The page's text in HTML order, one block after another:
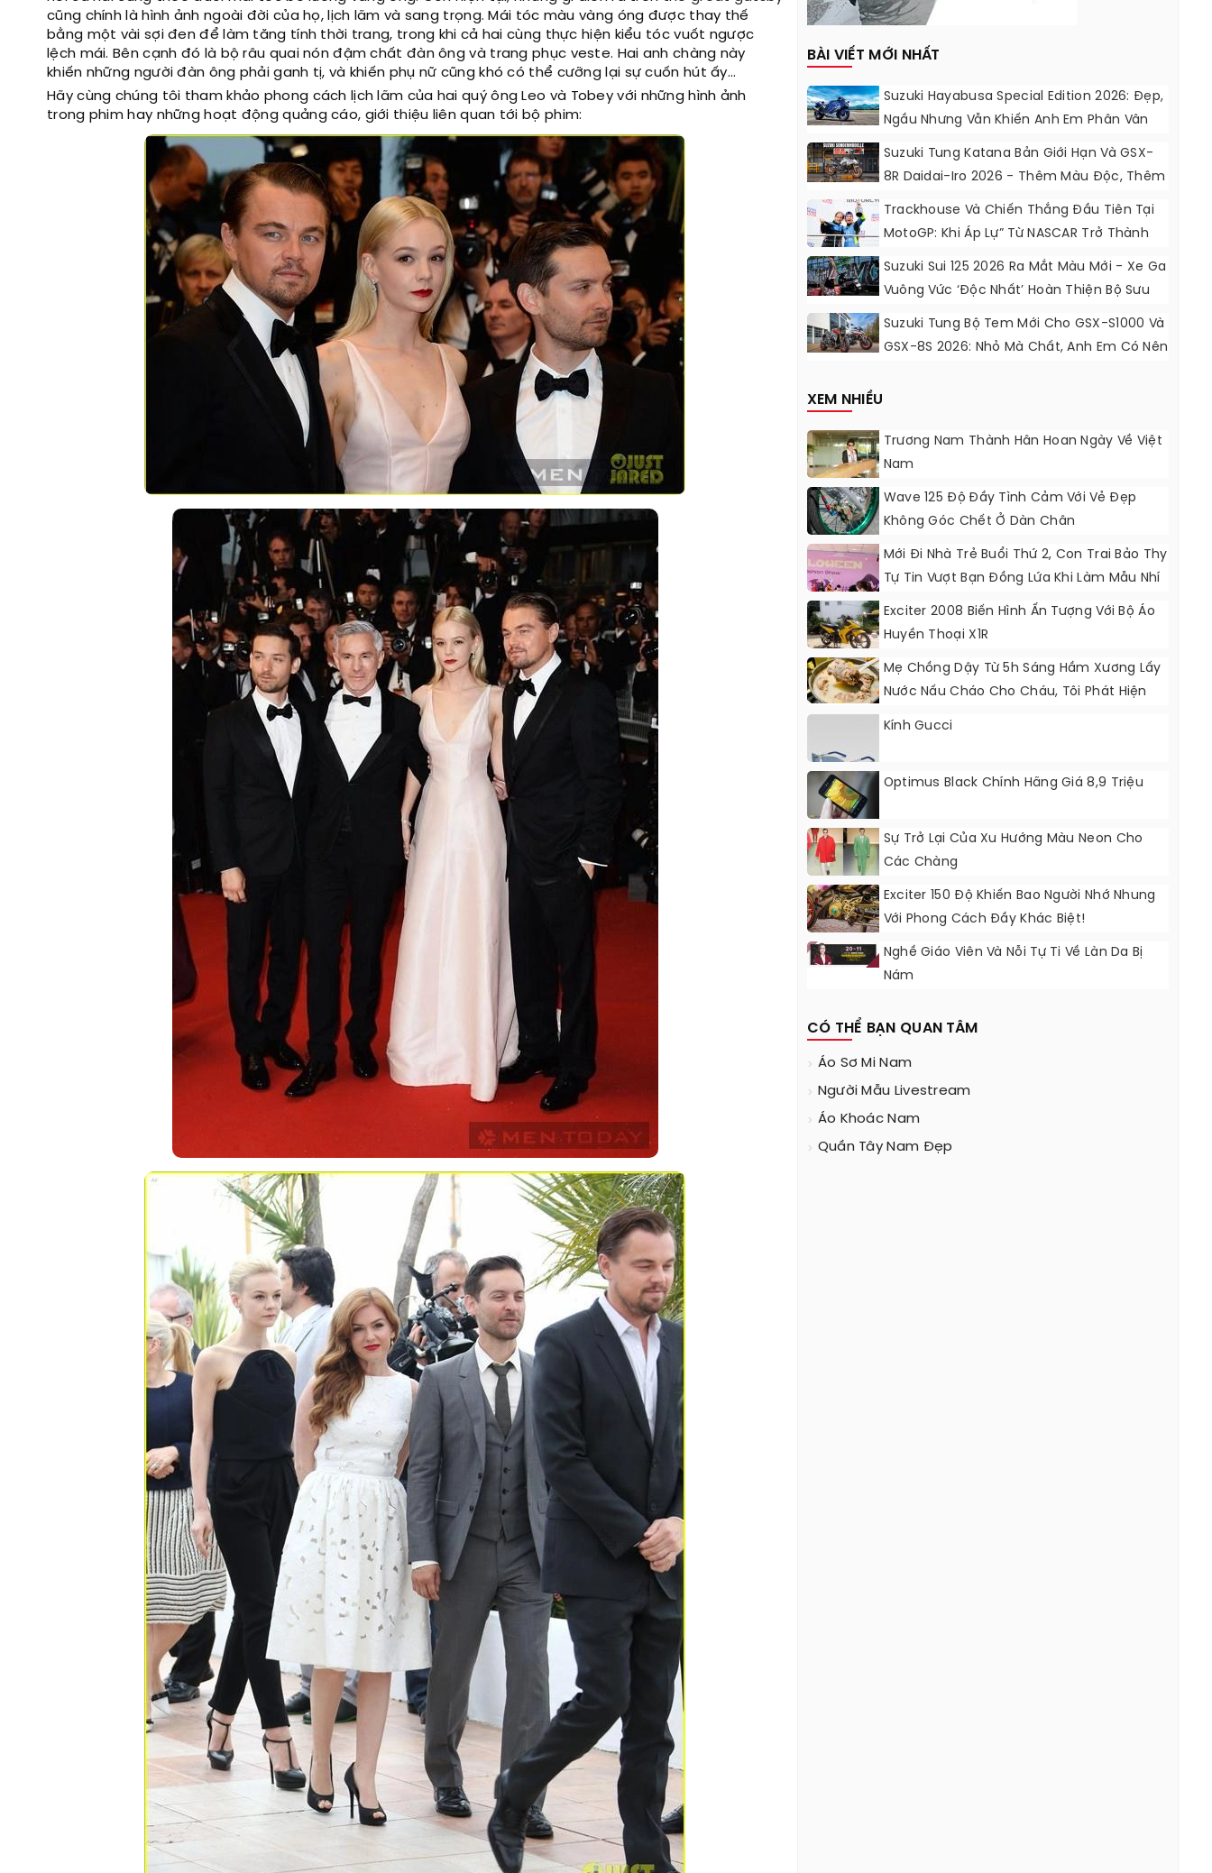
cũng chính là hình ảnh ngoài đời của họ, lịch lãm và sang trọng. Mái tóc màu vàng óng được thay thế
bằng một vài sợi đen để làm tăng tính thời trang, trong khi cả hai cùng thực hiện kiểu tóc vuốt ngược
lệch mái. Bên cạnh đó là bộ râu quai nón đậm chất đàn ông và trang phục veste. Hai anh chàng này
khiến những người đàn ông phải ganh tị, và khiến phụ nữ cũng khó có thể cưỡng lại sự cuốn hút ấy…
Hãy cùng chúng tôi tham khảo phong cách lịch lãm của hai quý ông Leo và Tobey với những hình ảnh
trong phim hay những hoạt động quảng cáo, giới thiệu liên quan tới bộ phim:
BÀI VIẾT MỚI NHẤT
Suzuki Hayabusa Special Edition 2026: Đẹp,
Ngầu Nhưng Vẫn Khiến Anh Em Phân Vân
Suzuki Tung Katana Bản Giới Hạn Và GSX-
8R Daidai-Iro 2026 - Thêm Màu Độc, Thêm
Đồ Chơi, Thêm Cá Tính
Trackhouse Và Chiến Thắng Đầu Tiên Tại
MotoGP: Khi Áp Lự” Từ NASCAR Trở Thành
Động Lực Ngọt Ngào
Suzuki Sui 125 2026 Ra Mắt Màu Mới - Xe Ga
Vuông Vức ‘độc Nhất’ Hoàn Thiện Bộ Sưu
Tập 7 Sắc Cầu Vồng
Suzuki Tung Bộ Tem Mới Cho GSX-S1000 Và
GSX-8S 2026: Nhỏ Mà Chất, Anh Em Có Nên
XEM NHIỀU
Trương Nam Thành Hân Hoan Ngày Về Việt
Nam
Wave 125 Độ Đầy Tình Cảm Với Vẻ Đẹp
Không Góc Chết Ở Dàn Chân
Mới Đi Nhà Trẻ Buổi Thứ 2, Con Trai Bảo Thy
Tự Tin Vượt Bạn Đồng Lứa Khi Làm Mẫu Nhí
Exciter 2008 Biến Hình Ấn Tượng Với Bộ Áo
Huyền Thoại X1R
Mẹ Chồng Dậy Từ 5h Sáng Hầm Xương Lấy
Nước Nấu Cháo Cho Cháu, Tôi Phát Hiện
Nên Đổ Ngay Vào Xô Rác Trước Mặt Bà
Kính Gucci
Optimus Black Chính Hãng Giá 8,9 Triệu
Sự Trở Lại Của Xu Hướng Màu Neon Cho
Các Chàng
Exciter 150 Độ Khiến Bao Người Nhớ Nhung
Với Phong Cách Đầy Khác Biệt!
Nghề Giáo Viên Và Nỗi Tự Ti Về Làn Da Bị
Nám
CÓ THỂ BẠN QUAN TÂM
Áo Sơ Mi Nam
Người Mẫu Livestream
Áo Khoác Nam
Quần Tây Nam Đẹp